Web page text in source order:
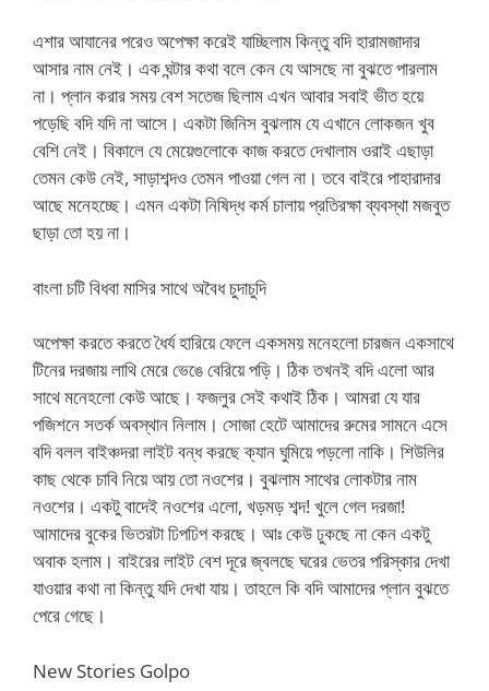
এশার আযানের পরেও অপেক্ষা করেই যাচ্ছিলাম কিন্তু বদি হারামজাদার
আসার নাম নেই। এক ঘন্টার কথা বলে কেন যে আসছে না বুঝতে পারলাম
না। প্লান করার সময় বেশ সতেজ ছিলাম এখন আবার সবাই ভীত হয়ে
পড়েছি বদি যদি না আসে। একটা জিনিস বুঝলাম যে এখানে লোকজন খুব
বেশি নেই। বিকালে যে মেয়েগুলোকে কাজ করতে দেখালাম ওরাই এছাড়া
তেমন কেউ নেই, সাড়াশব্দও তেমন পাওয়া গেল না। তবে বাইরে পাহারাদার
আছে মনেহচ্ছে। এমন একটা নিষিদ্ধ কর্ম চালায় প্রতিরক্ষা ব্যবস্থা মজবুত
ছাড়া তো হয় না।
বাংলা চটি বিধবা মাসির সাথে অবৈধ চুদাচুদি
অপেক্ষা করতে করতে ধৈর্য হারিয়ে ফেলে একসময় মনেহলো চারজন একসাথে
টিনের দরজায় লাথি মেরে ভেঙে বেরিয়ে পড়ি। ঠিক তখনই বদি এলো আর
সাথে মনেহলো কেউ আছে। ফজলুর সেই কথাই ঠিক। আমরা যে যার
পজিশনে সতর্ক অবস্থান নিলাম। সোজা হেটে আমাদের রুমের সামনে এসে
বদি বলল বাইঞ্চদরা লাইট বন্ধ করছে ক্যান ঘুমিয়ে পড়লো নাকি। শিউলির
কাছ থেকে চাবি নিয়ে আয় তো নওশের। বুঝলাম সাথের লোকটার নাম
নওশের। একটু বাদেই নওশের এলো, খড়মড় শব্দ! খুলে গেল দরজা!
আমাদের বুকের ভিতরটা ঢিপঢিপ করছে। আঃ কেউ ঢুকছে না কেন একটু
অবাক হলাম। বাইরের লাইট বেশ দূরে জ্বলছে ঘরের ভেতর পরিস্কার দেখা
যাওয়ার কথা না কিন্তু যদি দেখা যায়। তাহলে কি বদি আমাদের প্লান বুঝতে
পেরে গেছে।
New Stories Golpo